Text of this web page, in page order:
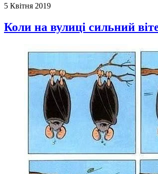
5 Квітня 2019
Коли на вулиці сильний